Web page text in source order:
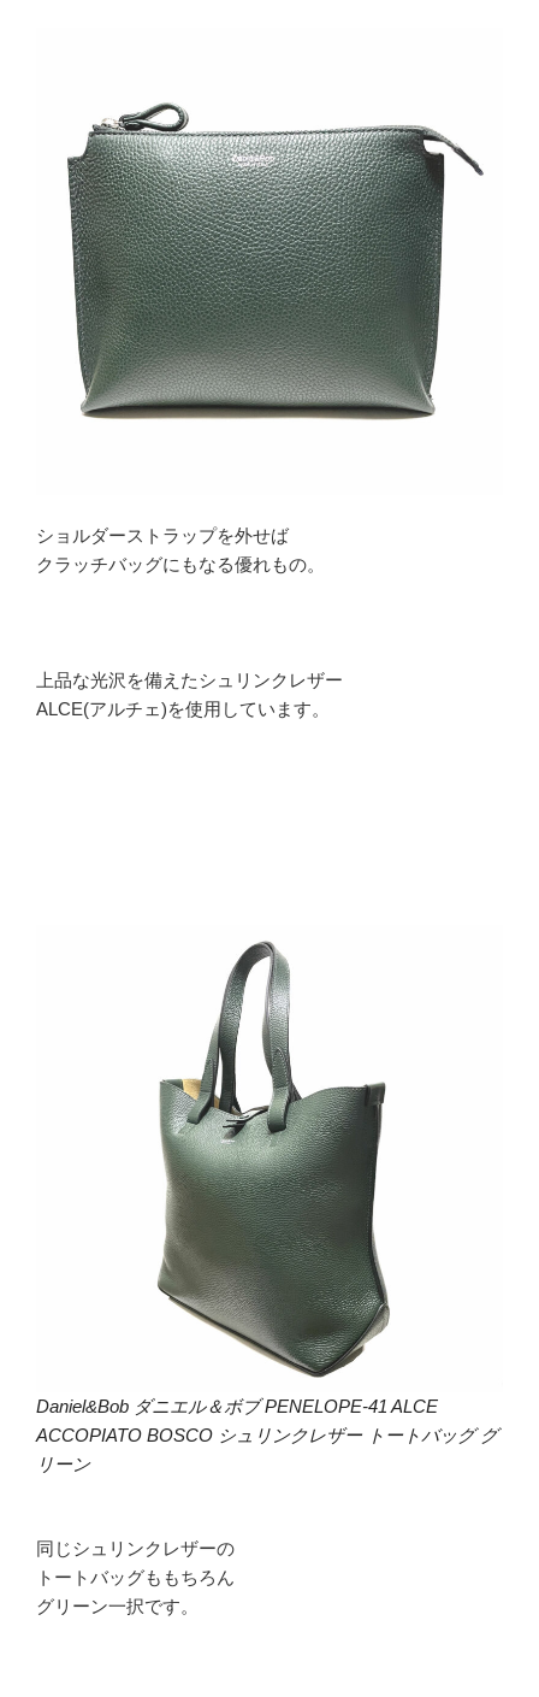
ショルダーストラップを外せば
クラッチバッグにもなる優れもの。
上品な光沢を備えたシュリンクレザー
ALCE(アルチェ)を使用しています。
Daniel&Bob ダニエル＆ボブ PENELOPE-41 ALCE
ACCOPIATO BOSCO シュリンクレザー トートバッグ グ
リーン
同じシュリンクレザーの
トートバッグももちろん
グリーン一択です。